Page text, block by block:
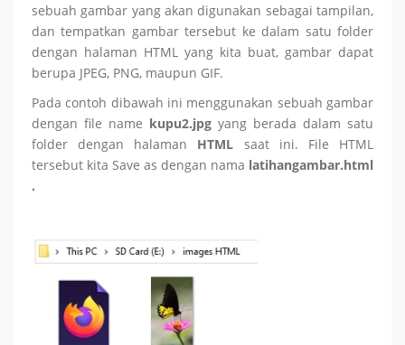
sebuah gambar yang akan digunakan sebagai tampilan,
dan tempatkan gambar tersebut ke dalam satu folder
dengan halaman HTML yang kita buat, gambar dapat
berupa JPEG, PNG, maupun GIF.
Pada contoh dibawah ini menggunakan sebuah gambar
dengan file name kupu2.jpg yang berada dalam satu
folder dengan halaman HTML saat ini. File HTML
tersebut kita Save as dengan nama latihangambar.html
.